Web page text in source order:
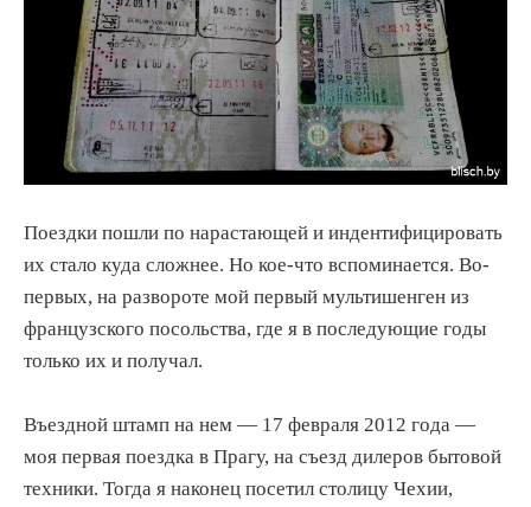
Поездки пошли по нарастающей и индентифицировать
их стало куда сложнее. Но кое-что вспоминается. Во-
первых, на развороте мой первый мультишенген из
французского посольства, где я в последующие годы
только их и получал.
Въездной штамп на нем — 17 февраля 2012 года —
моя первая поездка в Прагу, на съезд дилеров бытовой
техники. Тогда я наконец посетил столицу Чехии,